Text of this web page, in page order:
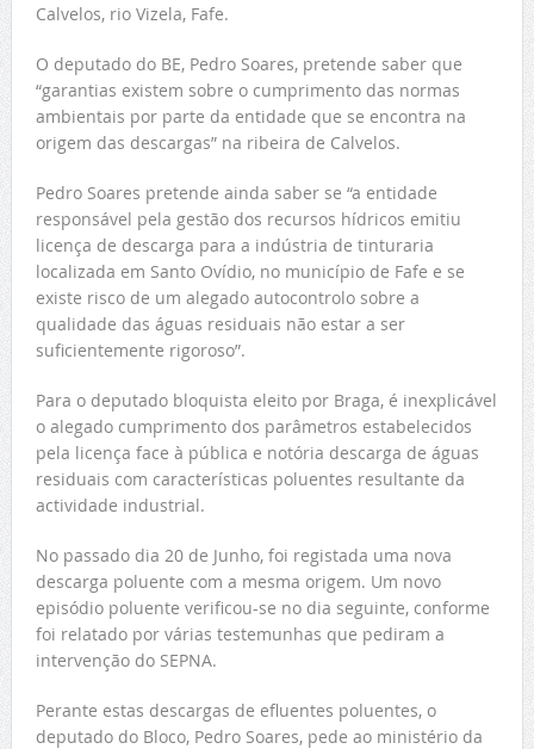
Calvelos, rio Vizela, Fafe.
O deputado do BE, Pedro Soares, pretende saber que
“garantias existem sobre o cumprimento das normas
ambientais por parte da entidade que se encontra na
origem das descargas” na ribeira de Calvelos.
Pedro Soares pretende ainda saber se “a entidade
responsável pela gestão dos recursos hídricos emitiu
licença de descarga para a indústria de tinturaria
localizada em Santo Ovídio, no município de Fafe e se
existe risco de um alegado autocontrolo sobre a
qualidade das águas residuais não estar a ser
suficientemente rigoroso”.
Para o deputado bloquista eleito por Braga, é inexplicável
o alegado cumprimento dos parâmetros estabelecidos
pela licença face à pública e notória descarga de águas
residuais com características poluentes resultante da
actividade industrial.
No passado dia 20 de Junho, foi registada uma nova
descarga poluente com a mesma origem. Um novo
episódio poluente verificou-se no dia seguinte, conforme
foi relatado por várias testemunhas que pediram a
intervenção do SEPNA.
Perante estas descargas de efluentes poluentes, o
deputado do Bloco, Pedro Soares, pede ao ministério da